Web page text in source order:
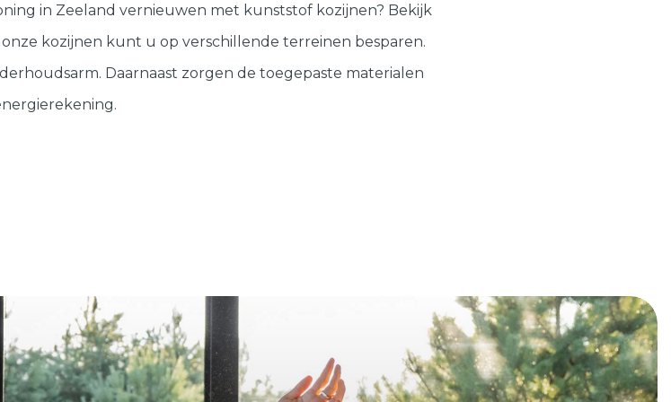
in Zeeland vernieuwen met kunststof kozijnen? Bekijk
kozijnen kunt u op verschillende terreinen besparen.
Daarnaast zorgen de toegepaste materialen
Samenstellen